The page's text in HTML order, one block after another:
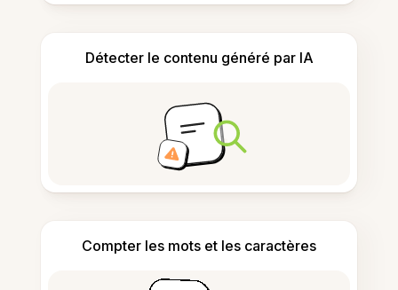
Détecter le contenu généré par IA
Compter les mots et les caractères